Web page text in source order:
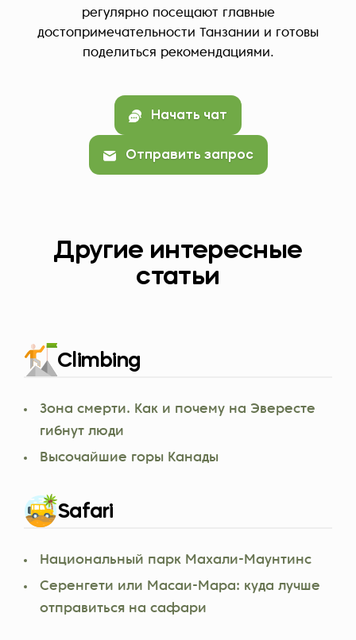
регулярно посещают главные
достопримечательности Танзании и готовы
поделиться рекомендациями.
Начать чат
Отправить запрос
Другие интересные
статьи
Climbing
Зона смерти. Как и почему на Эвересте
гибнут люди
Высочайшие горы Канады
Safari
Национальный парк Махали-Маунтинс
Серенгети или Масаи-Мара: куда лучше
отправиться на сафари